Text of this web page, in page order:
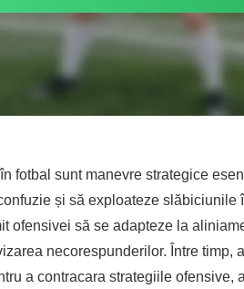
fotbal sunt manevre strategice
și să exploateze slăbiciunile
ofensivei să se adapteze la
necorespunderilor. Între timp,
a contracara strategiile ofensive,